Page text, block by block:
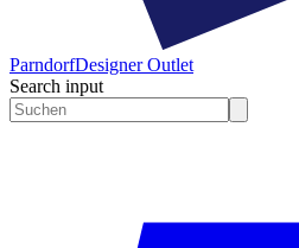
ParndorfDesigner Outlet
Search input